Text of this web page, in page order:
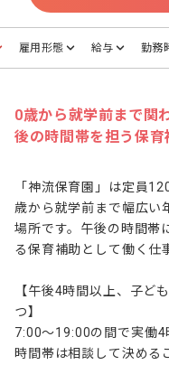
雇用形態 給与 勤務
0歳から就学前まで関
後の時間帯を担う保育
「神流保育園」は定員
歳から就学前まで幅広い
場所です。午後の時間帯
る保育補助として働く仕
【午後4時間以上、子ど
つ】
7:00〜19:00の間で実働4
時間帯は相談して決める